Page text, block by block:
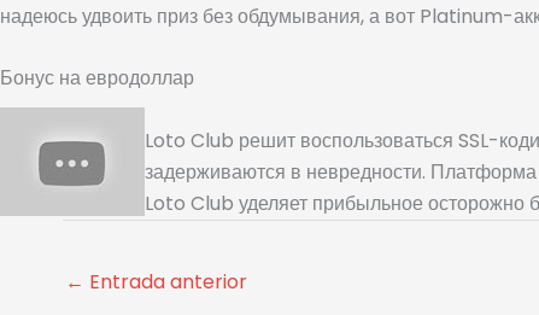
надеюсь удвоить приз без обдумывания, а вот Platinum-
Бонус на евродоллар
Loto Club решит воспользоваться SSL-
задерживаются в невредности.
Loto Club уделяет прибыльное осторожно
← Entrada anterior